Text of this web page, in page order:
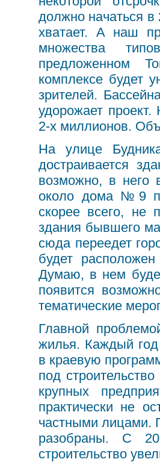
должно начаться в
хватает. А наш
множества
предложенном
комплексе будет
зрителей.
удорожает проект.
2-х миллионов.
На улице
достраивается
возможно, в него
около дома №9
скорее всего, не
здания бывшего
сюда переедет
будет
Думаю, в нем
появится
тематические
Главной
жилья. Каждый год
в краевую
под
крупных
практически не
частными лицами.
разобраны. С
строительство